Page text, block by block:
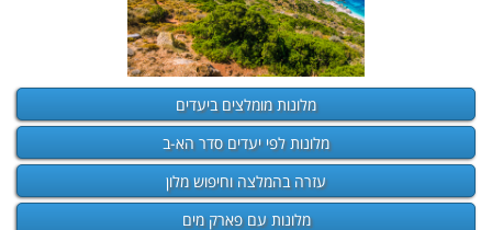
מלונות מומלצים ביעדים
מלונות לפי יעדים סדר הא-ב
עזרה בהמלצה וחיפוש מלון
מלונות עם פארק מים